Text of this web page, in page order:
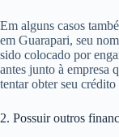
Em alguns casos
em Guarapari, seu
sido colocado por
antes junto à empresa
tentar obter seu
2. Possuir outros